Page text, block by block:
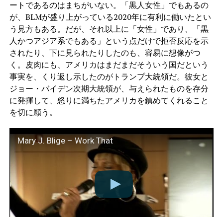
ートであるのはまちがいない。「黒人女性」でもあるの
が、BLMが盛り上がっている2020年に有利に働いたとい
う見方もある。だが、それ以上に「女性」であり、「黒
人かつアジア系でもある」という点だけで拒否反応を示
されたり、下に見られたりしたのも、容易に想像がつ
く。皮肉にも、アメリカはまだまだそういう国だという
事実を、くり返し示したのがトランプ大統領だ。彼女と
ジョー・バイデン次期大統領が、与えられたものを存分
に発揮して、怒りに満ちたアメリカを鎮めてくれること
を切に願う。
Mary J. Blige – Work That